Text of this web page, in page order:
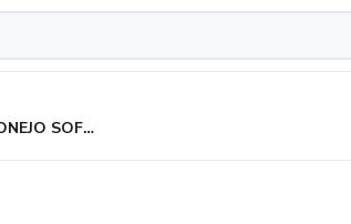
CURSO CONEJO SOFT PREMIUM